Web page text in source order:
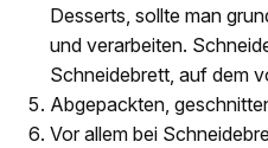
Desserts, sollte man
und verarbeiten.
Schneidebrett, auf dem
Abgepackten,
Vor allem bei